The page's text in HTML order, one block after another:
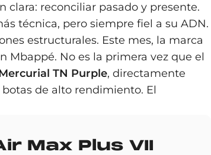
clara: reconciliar pasado y presente.
técnica, pero siempre fiel a su ADN.
estructurales. Este mes, la marca
Mbappé. No es la primera vez que el
TN Purple, directamente
de alto rendimiento. El
Max Plus VII